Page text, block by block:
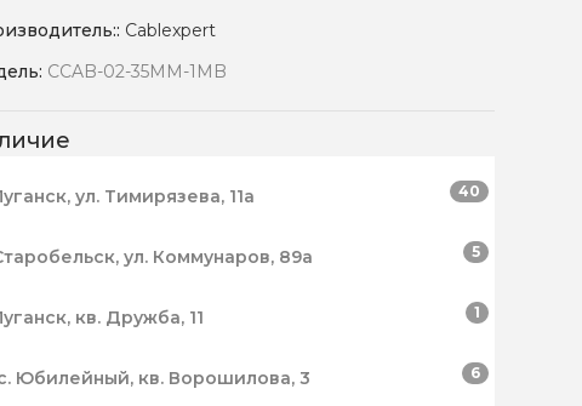
Cablexpert
CCAB-02-35MM-1MB
ул. Тимирязева, 11а 40
ул. Коммунаров, 89а 5
кв. Дружба, 11 1
Юбилейный, кв. Ворошилова, 3 6